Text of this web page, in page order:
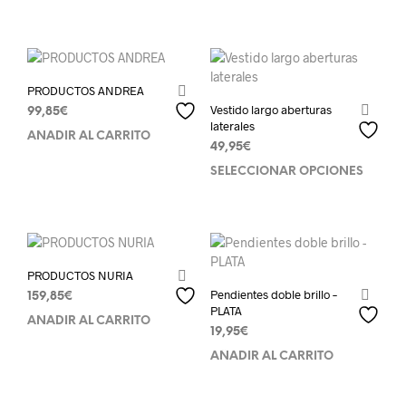
PRODUCTOS ANDREA
99,85€
AÑADIR AL CARRITO
Vestido largo aberturas
laterales
49,95€
SELECCIONAR OPCIONES
PRODUCTOS NURIA
159,85€
AÑADIR AL CARRITO
Pendientes doble brillo –
PLATA
19,95€
AÑADIR AL CARRITO